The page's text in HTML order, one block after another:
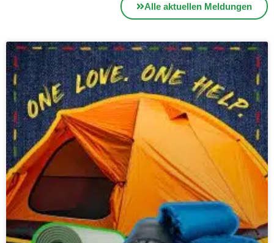
Alle aktuellen Meldungen